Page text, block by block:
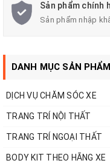
Sản phẩm chính
Sản phẩm nhập
DANH MỤC SẢN PHẨM
DỊCH VỤ CHĂM SÓC XE
TRANG TRÍ NỘI THẤT
TRANG TRÍ NGOẠI THẤT
BODY KIT THEO HÃNG XE